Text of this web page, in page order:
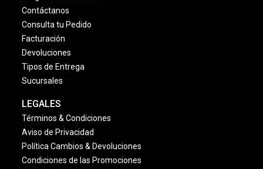
Contáctanos
Consulta tu Pedido
Facturación
Devoluciones
Tipos de Entrega
Sucursales
LEGALES
Términos & Condiciones
Aviso de Privacidad
Política Cambios & Devoluciones
Condiciones de las Promociones